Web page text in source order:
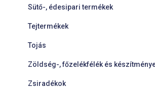
Sütő-, édesipari termékek
Tejtermékek
Tojás
Zöldség-, főzelékfélék és
Zsiradékok